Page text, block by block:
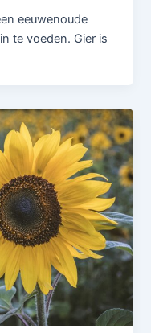
eeuwenoude
te voeden. Gier is